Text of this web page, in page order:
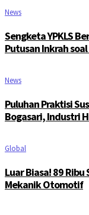
News
Sengketa YPKLS
Putusan Inkrah
News
Puluhan Praktisi
Bogasari, Industri
Global
Luar Biasa! 89 Ribu
Mekanik Otomotif